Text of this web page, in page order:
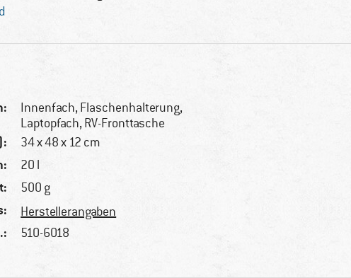
Innenfach, Flaschenhalterung,
Laptopfach, RV-Fronttasche
34 x 48 x 12 cm
20 l
500 g
Herstellerangaben
510-6018